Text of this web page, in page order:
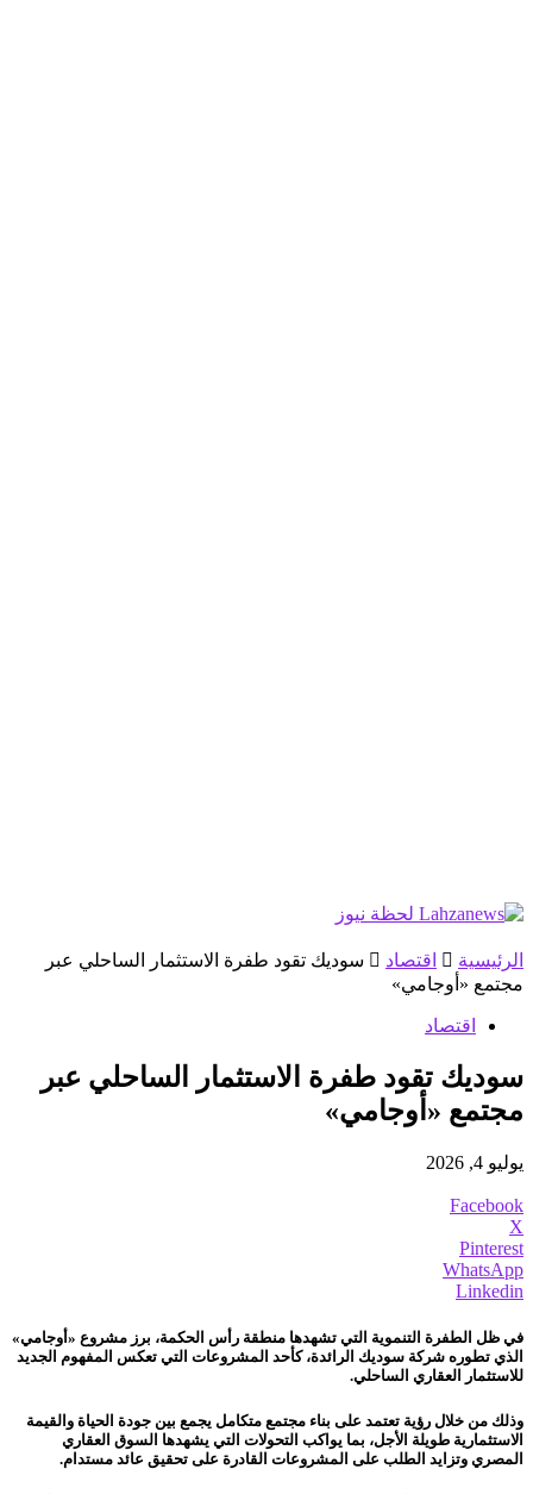
الرئيسية اقتصاد
سوديك تقود طفرة الاستثمار الساحلي عبر
مجتمع «أوجامي»
اقتصاد
سوديك تقود طفرة الاستثمار الساحلي عبر
مجتمع «أوجامي»
يوليو 4, 2026
Facebook
X
Pinterest
WhatsApp
Linkedin
في ظل الطفرة التنموية التي تشهدها منطقة رأس الحكمة، برز مشروع «أوجامي»
الذي تطوره شركة سوديك الرائدة، كأحد المشروعات التي تعكس المفهوم الجديد
للاستثمار العقاري الساحلي.
وذلك من خلال رؤية تعتمد على بناء مجتمع متكامل يجمع بين جودة الحياة والقيمة
الاستثمارية طويلة الأجل، بما يواكب التحولات التي يشهدها السوق العقاري
المصري وتزايد الطلب على المشروعات القادرة على تحقيق عائد مستدام.